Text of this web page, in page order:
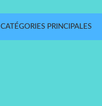
CATÉGORIES PRINCIPALES